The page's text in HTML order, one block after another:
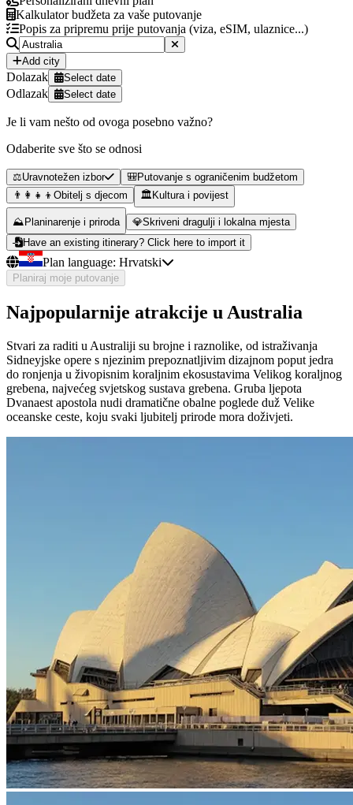
Kalkulator budžeta za vaše putovanje
Popis za pripremu prije putovanja (viza, eSIM, ulaznice...)
Add city
Dolazak Select date
Odlazak Select date
Je li vam nešto od ovoga posebno važno?
Odaberite sve što se odnosi
⚖️Uravnotežen izbor 🎒Putovanje s ograničenim budžetom
👨‍👩‍👧‍👦 Obitelj s djecom 🏛️ Kultura i povijest
⛰️ Planinarenje i priroda 💎Skriveni dragulji i lokalna mjesta
Have an existing itinerary? Click here to import it
Plan language: Hrvatski
Planiraj moje putovanje
Najpopularnije atrakcije u Australia
Stvari za raditi u Australiji su brojne i raznolike, od istraživanja
Sidneyjske opere s njezinim prepoznatljivim dizajnom poput jedra
do ronjenja u živopisnim koraljnim ekosustavima Velikog koraljnog
grebena, najvećeg svjetskog sustava grebena. Gruba ljepota
Dvanaest apostola nudi dramatične obalne poglede duž Velike
oceanske ceste, koju svaki ljubitelj prirode mora doživjeti.